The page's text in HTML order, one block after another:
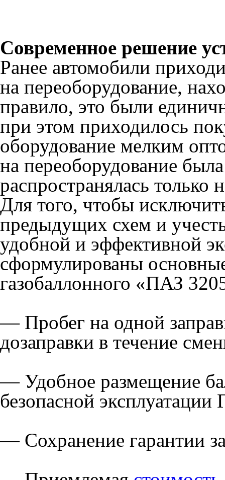
Современное решение
Ранее автомобили
на переоборудование,
правило, это были
при этом приходилось
оборудование мелким
на переоборудование
распространялась только
Для того, чтобы
предыдущих схем и
удобной и эффективной
сформулированы
газобаллонного «ПАЗ
— Пробег на одной
дозаправки в течение
— Удобное размещение
безопасной эксплуатации
— Сохранение гарантии